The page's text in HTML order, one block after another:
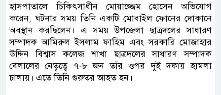
‎​হাসপাতালে চিকিৎসাধীন মোয়াজ্জেম হোসেন অভিযোগ
করেন, ঘটনার সময় তিনি একটি মোবাইল ফোনের দোকানে
অবস্থান করছিলেন। এ সময় উপজেলা ছাত্রদলের সাধারণ
সম্পাদক আমিরুল ইসলাম ফাহিম এবং সরকারি মোজাহার
উদ্দিন বিশ্বাস কলেজ শাখা ছাত্রদলের সাধারণ সম্পাদক
বেলালের নেতৃত্বে ৭-৮ জন তাঁর ওপর দুই দফায় হামলা
চালায়। এতে তিনি গুরুতর আহত হন।